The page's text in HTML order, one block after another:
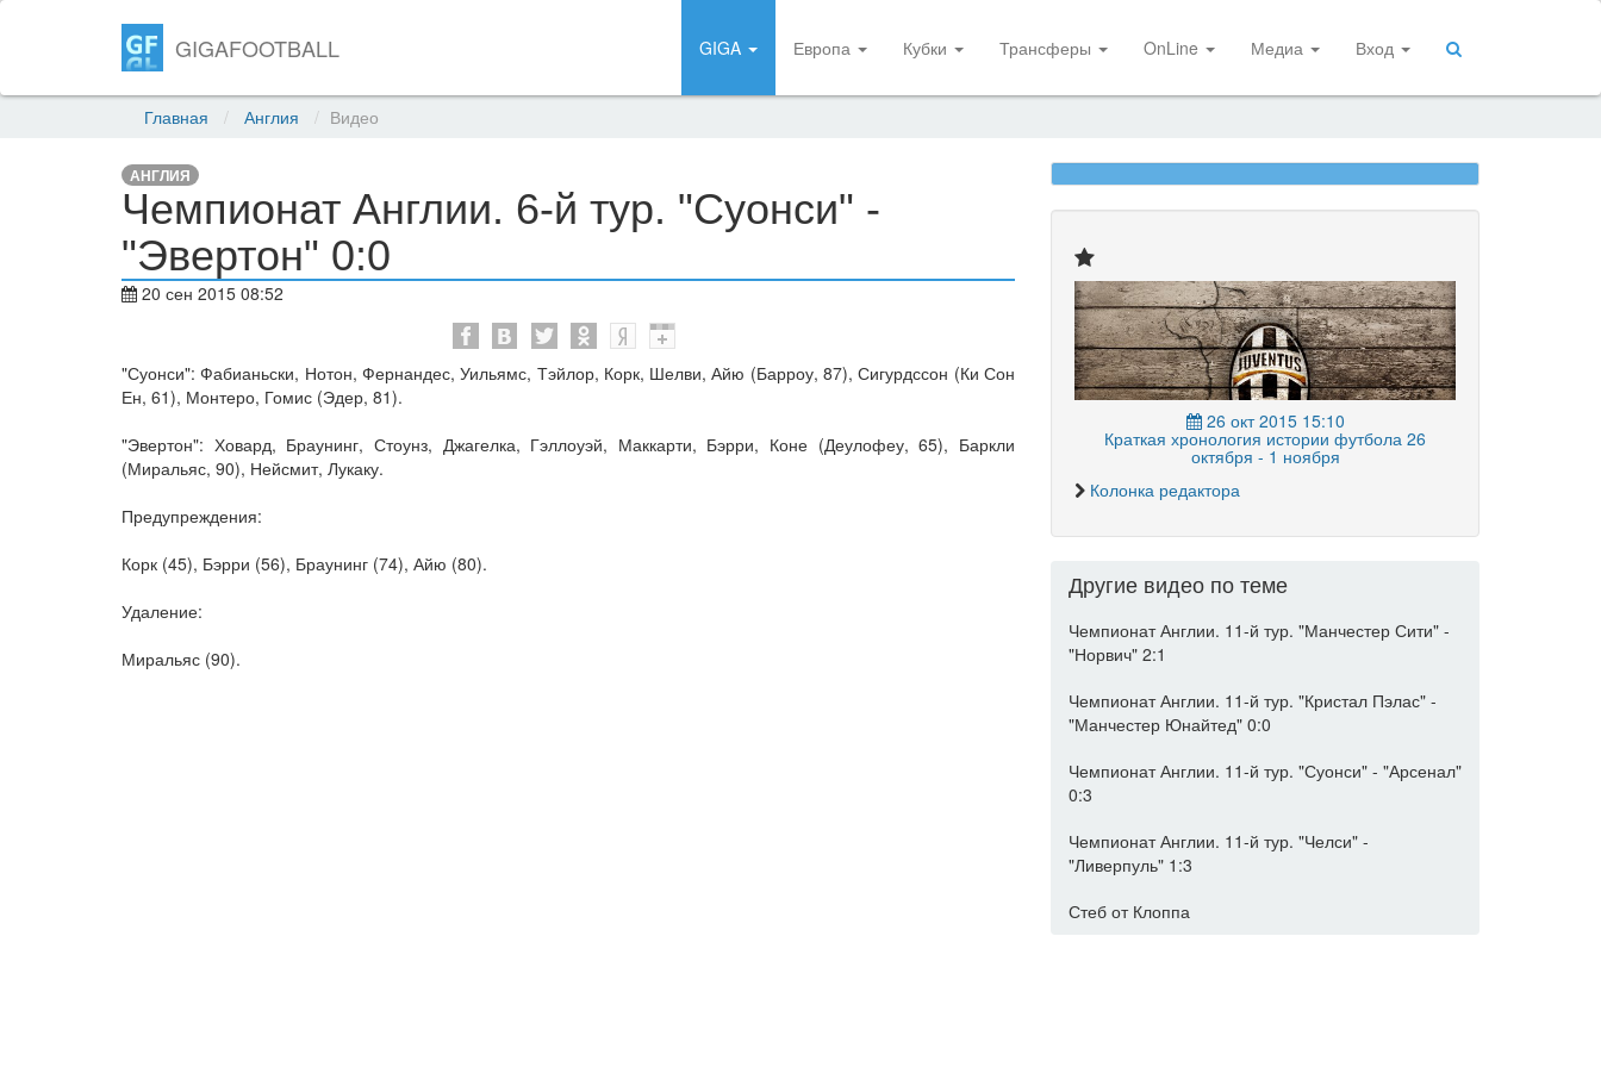
GIGAFOOTBALL GIGA Европа Кубки Трансферы OnLine Медиа Вход
Главная Англия Видео
АНГЛИЯ
Чемпионат Англии. 6-й тур. "Суонси" -
"Эвертон" 0:0
20 сен 2015 08:52
"Суонси": Фабианьски, Нотон, Фернандес, Уильямс, Тэйлор, Корк, Шелви, Айю (Барроу, 87), Сигурдссон (Ки Сон
Ен, 61), Монтеро, Гомис (Эдер, 81).
"Эвертон": Ховард, Браунинг, Стоунз, Джагелка, Гэллоуэй, Маккарти, Бэрри, Коне (Деулофеу, 65), Баркли
(Миральяс, 90), Нейсмит, Лукаку.
Предупреждения:
Корк (45), Бэрри (56), Браунинг (74), Айю (80).
Удаление:
Миральяс (90).
26 окт 2015 15:10
Краткая хронология истории футбола 26
октября - 1 ноября
Колонка редактора
Другие видео по теме
Чемпионат Англии. 11-й тур. "Манчестер Сити" -
"Норвич" 2:1
Чемпионат Англии. 11-й тур. "Кристал Пэлас" -
"Манчестер Юнайтед" 0:0
Чемпионат Англии. 11-й тур. "Суонси" - "Арсенал"
0:3
Чемпионат Англии. 11-й тур. "Челси" -
"Ливерпуль" 1:3
Стеб от Клоппа